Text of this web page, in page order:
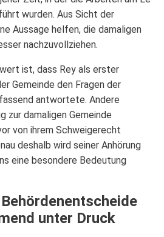
wurden. Aus Sicht der
Aussage helfen, die damaligen
nachzuvollziehen.
ist, dass Rey als erster
Gemeinde den Fragen der
antwortete. Andere
zur damaligen Gemeinde
von ihrem Schweigerecht
deshalb wird seiner Anhörung
eine besondere Bedeutung
unter Druck